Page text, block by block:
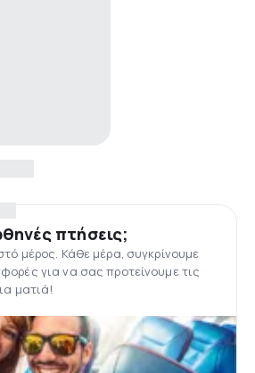
πτήσεις;
μέρος. Κάθε μέρα, συγκρίνουμε
για να σας προτείνουμε τις
ματιά!